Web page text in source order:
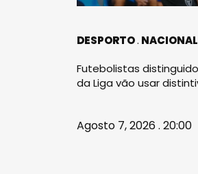
DESPORTO NACIONAL
Futebolistas
da Liga vão usar
Agosto 7, 2026 . 20:00